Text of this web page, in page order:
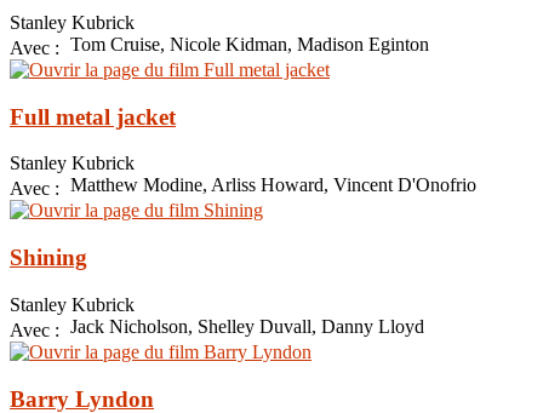
Stanley Kubrick
Avec : Tom Cruise, Nicole Kidman, Madison Eginton
Full metal jacket
Stanley Kubrick
Avec : Matthew Modine, Arliss Howard, Vincent D'Onofrio
Shining
Stanley Kubrick
Avec : Jack Nicholson, Shelley Duvall, Danny Lloyd
Barry Lyndon